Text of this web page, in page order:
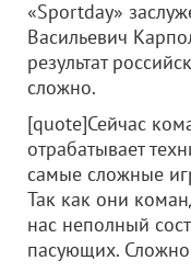
«Sportday»
Васильевич
результат
сложно.
[quote]Сейчас
отрабатывает
самые сложные
Так как они
нас неполный
пасующих.